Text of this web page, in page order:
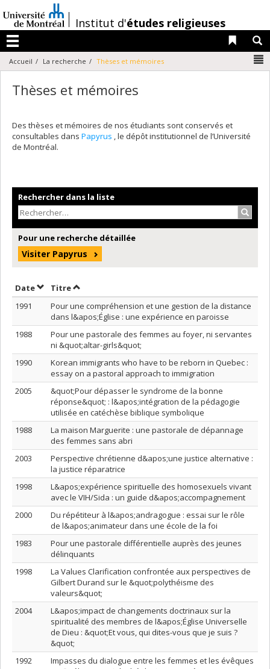
au
contenu
/Institut d'études religieuses
Menu
Liens
Accueil La recherche Thèses et mémoires
Thèses et mémoires
Des thèses et mémoires de nos étudiants sont conservés et
consultables dans Papyrus , le dépôt institutionnel de l’Université
de Montréal.
Rechercher dans la liste
Pour une recherche détaillée
Visiter Papyrus
DateTrier par date en ordre décroissant
TitreTrier par titre en ordre décroissant
1991
Pour une compréhension et une gestion de la distance
dans l&apos;Église : une expérience en paroisse
1988
Pour une pastorale des femmes au foyer, ni servantes
ni &quot;altar-girls&quot;
1990
Korean immigrants who have to be reborn in Quebec :
essay on a pastoral approach to immigration
2005
&quot;Pour dépasser le syndrome de la bonne
réponse&quot; : l&apos;intégration de la pédagogie
utilisée en catéchèse biblique symbolique
1988
La maison Marguerite : une pastorale de dépannage
des femmes sans abri
2003
Perspective chrétienne d&apos;une justice alternative :
la justice réparatrice
1998
L&apos;expérience spirituelle des homosexuels vivant
avec le VIH/Sida : un guide d&apos;accompagnement
2000
Du répétiteur à l&apos;andragogue : essai sur le rôle
de l&apos;animateur dans une école de la foi
1983
Pour une pastorale différentielle auprès des jeunes
délinquants
1998
La Values Clarification confrontée aux perspectives de
Gilbert Durand sur le &quot;polythéisme des
valeurs&quot;
2004
L&apos;impact de changements doctrinaux sur la
spiritualité des membres de l&apos;Église Universelle
de Dieu : &quot;Et vous, qui dites-vous que je suis ?
&quot;
1992
Impasses du dialogue entre les femmes et les évêques